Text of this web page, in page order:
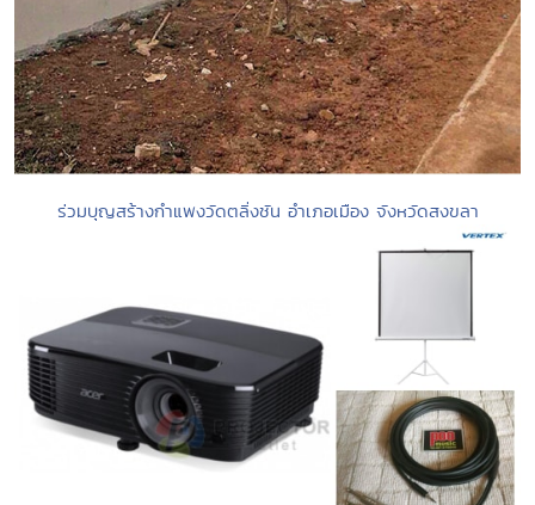
ร่วมบุญสร้างกำแพงวัดตลิ่งชัน อำเภอเมือง จังหวัดสงขลา